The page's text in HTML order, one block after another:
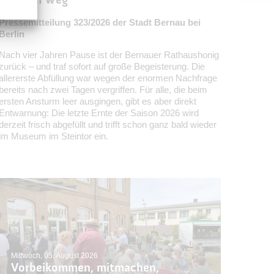
323/2026 der Stadt Bernau bei
Nach vier Jahren Pause ist der Bernauer Rathaushonig
zurück – und traf sofort auf große Begeisterung. Die
allererste Abfüllung war wegen der enormen Nachfrage
bereits nach zwei Tagen vergriffen. Für alle, die beim
ersten Ansturm leer ausgingen, gibt es aber direkt
Entwarnung: Die letzte Ernte der Saison 2026 wird
derzeit frisch abgefüllt und trifft schon ganz bald wieder
im Museum im Steintor ein.
Mittwoch, 05. August 2026
Vorbeikommen, mitmachen,